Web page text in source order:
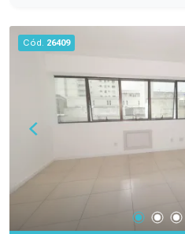
atendimento Banheiro privativo, garantindo mais
comodidade para
Ambiente com ótimo
veículos diariamente Localização Privilegiada: Na
Av. Bento Gonçalves, em
Antônio Zattera e ao
Região de grande
visibilidade Próxima a diversos comércios,
bancos, restaurantes e
espaço ideal para quem
seu negócio em um dos
Cód. 26409